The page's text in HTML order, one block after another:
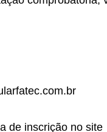
de inscrição no site